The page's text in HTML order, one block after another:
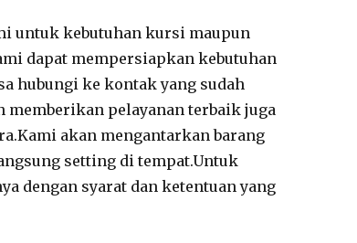
untuk kebutuhan kursi maupun
dapat mempersiapkan kebutuhan
hubungi ke kontak yang sudah
pelayanan terbaik juga
akan mengantarkan barang
setting di tempat.Untuk
dengan syarat dan ketentuan yang